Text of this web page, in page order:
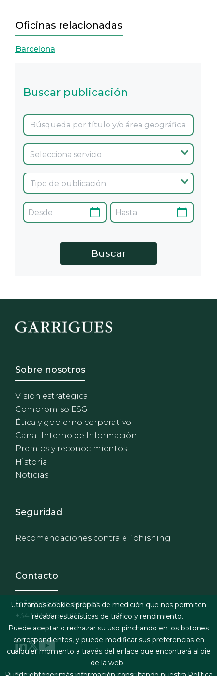
Oficinas relacionadas
Barcelona
Buscar publicación
Footer - Sobre Nosotros
Sobre nosotros
Visión estratégica
Compromiso ESG
Ética y gobierno corporativo
Canal Interno de Información
Premios y reconocimientos
Historia
Noticias
Footer - Extranet y
Seguridad
Recomendaciones contra el ‘phishing’
Contacto
info@garrigues.com
+34 91 514 52 00
Términos legales y condiciones de contratación
Utilizamos cookies propias de medición que nos permiten
recabar estadísticas de tráfico y rendimiento.
Puede aceptar o rechazar su uso pinchando en los botones
correspondientes, y puede modificar sus preferencias en
cualquier momento a través del enlace que encontrará al pie
de la web.